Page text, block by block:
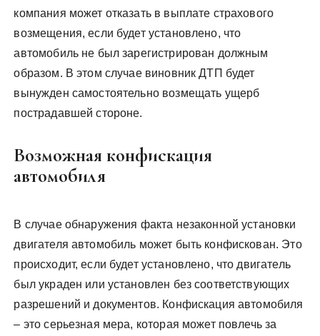
компания может отказать в выплате страхового
возмещения, если будет установлено, что
автомобиль не был зарегистрирован должным
образом. В этом случае виновник ДТП будет
вынужден самостоятельно возмещать ущерб
пострадавшей стороне.
Возможная конфискация
автомобиля
В случае обнаружения факта незаконной установки
двигателя автомобиль может быть конфискован. Это
происходит, если будет установлено, что двигатель
был украден или установлен без соответствующих
разрешений и документов. Конфискация автомобиля
– это серьезная мера, которая может повлечь за